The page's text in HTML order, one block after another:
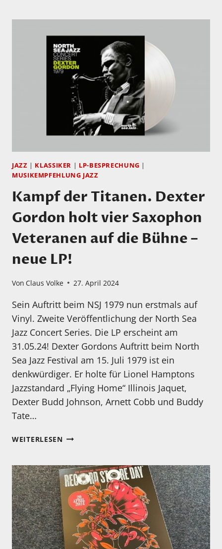
ONLINE:
THE
PROG
THIEF!
JAZZ | KLASSIKER | LP-BESPRECHUNG |
MUSIKEMPFEHLUNG JAZZ
Kampf der Titanen. Dexter
Gordon holt vier Saxophon
Veteranen auf die Bühne –
neue LP!
Von Claus Volke 27. April 2024
Sein Auftritt beim NSJ 1979 nun erstmals auf
Vinyl. Zweite Veröffentlichung der North Sea
Jazz Concert Series. Die LP erscheint am
31.05.24! Dexter Gordons Auftritt beim North
Sea Jazz Festival am 15. Juli 1979 ist ein
denkwürdiger. Er holte für Lionel Hamptons
Jazzstandard „Flying Home“ Illinois Jaquet,
Dexter Budd Johnson, Arnett Cobb und Buddy
Tate…
WEITERLESENKAMPF
DEXTER
GORDON
HOLT
VIER
SAXOPHON
VETERANEN
AUF